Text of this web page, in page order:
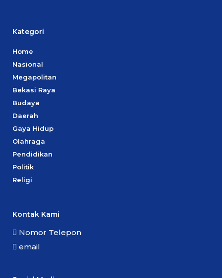
Kategori
Home
Nasional
Megapolitan
Bekasi Raya
Budaya
Daerah
Gaya Hidup
Olahraga
Pendidikan
Politik
Religi
Kontak Kami
Nomor Telepon
email